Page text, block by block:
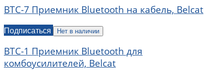
BTC-7 Приемник Bluetooth на кабель, Belcat
Подписаться Нет в наличии
BTC-1 Приемник Bluetooth для
комбоусилителей, Belcat